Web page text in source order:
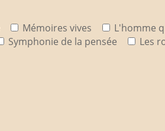
Mémoires vives
L'homme
Symphonie de la pensée
Les